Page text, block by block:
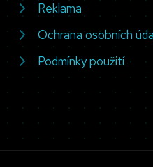
Reklama
Ochrana osobních
Podmínky použití